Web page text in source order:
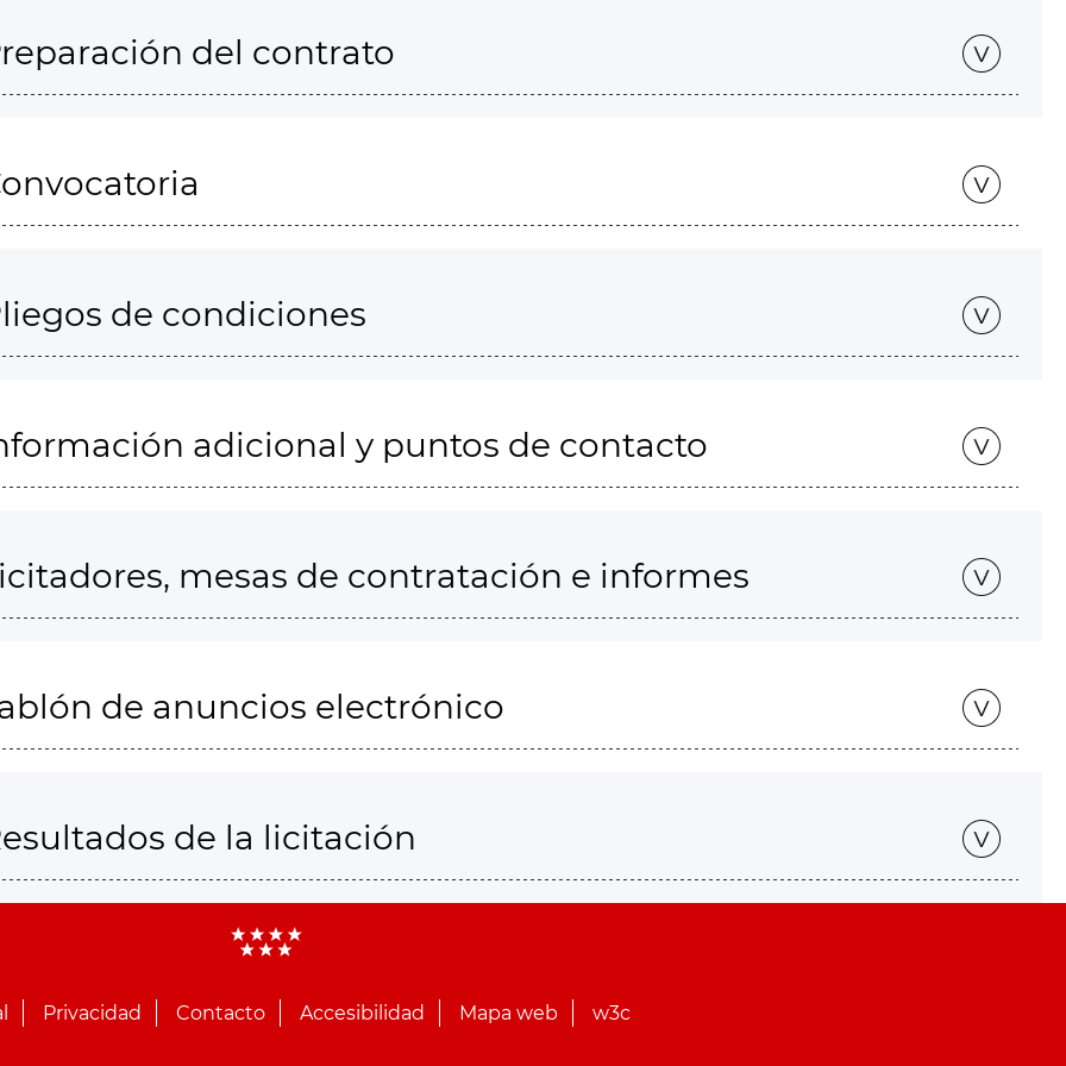
del contrato
de condiciones
adicional y puntos de contacto
mesas de contratación e informes
de anuncios electrónico
de la licitación
Privacidad Contacto Accesibilidad Mapa web w3c